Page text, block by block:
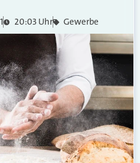
20:03 Uhr Gewerbe